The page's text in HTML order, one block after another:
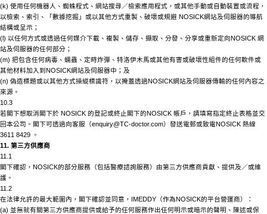
(k) 使用任何機器人、蜘蛛程式、網站搜尋／檢索應用程式，或其他手動或自動裝置或流程，
以檢索、索引、「數據挖掘」或以其他方式重製、破壞或規避 NOSICK網站及伺服器的導航
結構或呈示；
(l) 以任何方式或透過任何媒介下載、複製、儲存、擷取、分發、分享或重新定向NOSICK 網
站及伺服器的任何部分；
(m) 把包含任何病毒、蠕蟲、定時炸彈、特洛伊木馬或其他有害或破壞性組件的任何軟件或
其他材料加入到NOSICK網站及伺服器中；及
(n) 偽造標題或以其他方式操縱標識符，以掩蓋透過NOSICK網站及伺服器傳輸的任何內容之
來源。
10.3
若閣下想取消閣下於 NOSICK 的登記或終止閣下的NOSICK 帳戶，請填寫指定終止表格並交
回本公司。閣下可透過向客服（enquiry@TC-doctor.com）發送電郵或致電NOSICK 熱線
3611 8429 。
11. 第三方供應商
11.1
閣下確認， NOSICK的部分服務（包括醫療諮詢服務）由第三方供應商貢獻、提供及／或維
護。
11.2
在法律允許的最大範圍內，閣下確認並同意， IMEDDY（作為NOSICK的平台營運商）：
(a) 並無就有關第三方供應商提供或給予的任何服務作出任何明示或暗示的聲明、陳述或保